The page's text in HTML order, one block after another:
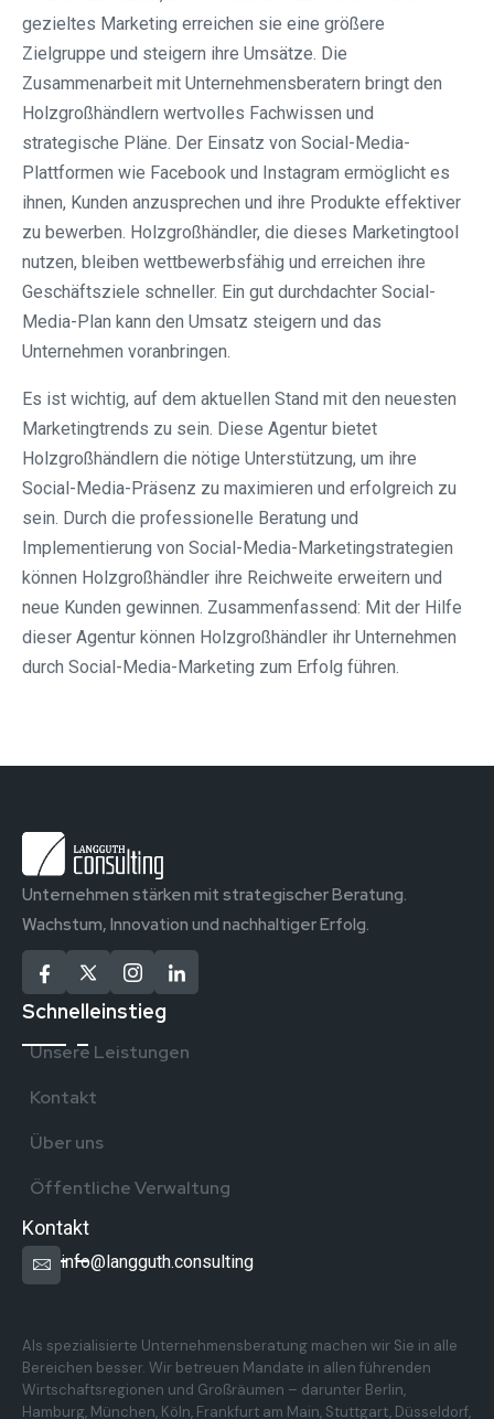
gezieltes Marketing erreichen sie eine größere
Zielgruppe und steigern ihre Umsätze. Die
Zusammenarbeit mit Unternehmensberatern bringt den
Holzgroßhändlern wertvolles Fachwissen und
strategische Pläne. Der Einsatz von Social-Media-
Plattformen wie Facebook und Instagram ermöglicht es
ihnen, Kunden anzusprechen und ihre Produkte effektiver
zu bewerben. Holzgroßhändler, die dieses Marketingtool
nutzen, bleiben wettbewerbsfähig und erreichen ihre
Geschäftsziele schneller. Ein gut durchdachter Social-
Media-Plan kann den Umsatz steigern und das
Unternehmen voranbringen.
Es ist wichtig, auf dem aktuellen Stand mit den neuesten
Marketingtrends zu sein. Diese Agentur bietet
Holzgroßhändlern die nötige Unterstützung, um ihre
Social-Media-Präsenz zu maximieren und erfolgreich zu
sein. Durch die professionelle Beratung und
Implementierung von Social-Media-Marketingstrategien
können Holzgroßhändler ihre Reichweite erweitern und
neue Kunden gewinnen. Zusammenfassend: Mit der Hilfe
dieser Agentur können Holzgroßhändler ihr Unternehmen
durch Social-Media-Marketing zum Erfolg führen.
Unternehmen stärken mit strategischer Beratung.
Wachstum, Innovation und nachhaltiger Erfolg.
Schnelleinstieg
Unsere Leistungen
Kontakt
Über uns
Öffentliche Verwaltung
Kontakt
info@langguth.consulting
Als spezialisierte Unternehmensberatung machen wir Sie in alle
Bereichen besser. Wir betreuen Mandate in allen führenden
Wirtschaftsregionen und Großräumen – darunter Berlin,
Hamburg, München, Köln, Frankfurt am Main, Stuttgart, Düsseldorf,